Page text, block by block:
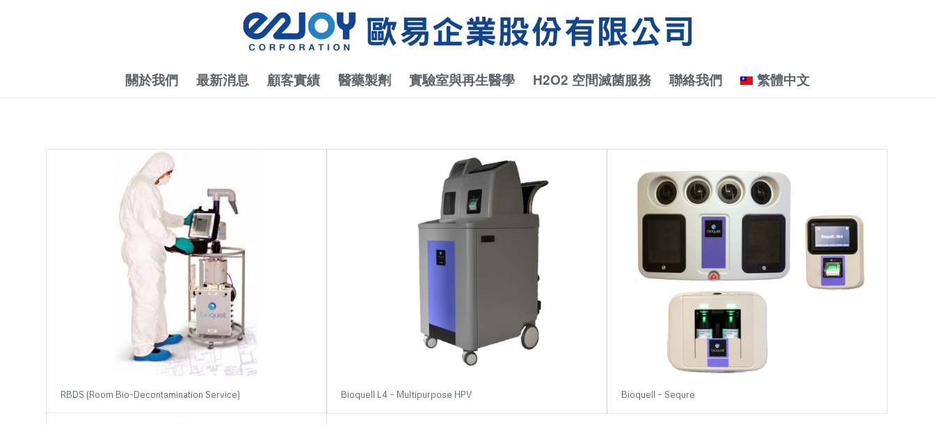
關於我們 最新消息 顧客實績 醫藥製劑 實驗室與再生醫學 H2O2 空間滅菌服務 聯絡我們 繁體中文
RBDS (Room Bio-Decontamination Service) Bioquell L4 – Multipurpose HPV Bioquell – Sequre